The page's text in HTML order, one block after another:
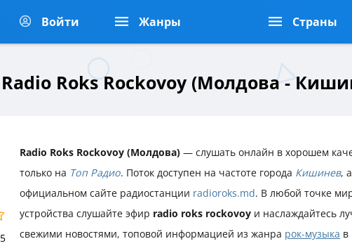
Войти Жанры Страны
Radio Roks Rockovoy (Молдова -
5
Radio Roks Rockovoy (Молдова) — слушать онлайн в хорошем
только на Топ Радио. Поток доступен на частоте города Кишинев,
официальном сайте радиостанции radioroks.md. В любой точке
устройства слушайте эфир radio roks rockovoy и наслаждайтесь
свежими новостями, топовой информацией из жанра рок-музыка в